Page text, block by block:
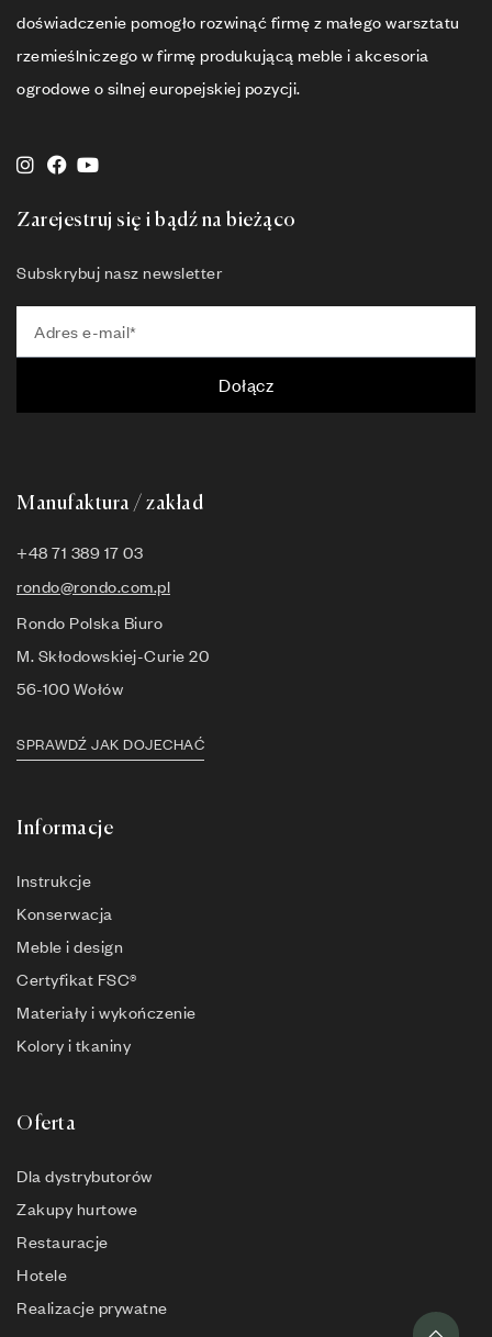
doświadczenie pomogło rozwinąć firmę z małego warsztatu
rzemieślniczego w firmę produkującą meble i akcesoria
ogrodowe o silnej europejskiej pozycji.
Zarejestruj się i bądź na bieżąco
Subskrybuj nasz newsletter
Dołącz
Manufaktura / zakład
+48 71 389 17 03
rondo@rondo.com.pl
Rondo Polska Biuro
M. Skłodowskiej-Curie 20
56-100 Wołów
SPRAWDŹ JAK DOJECHAĆ
Informacje
Instrukcje
Konserwacja
Meble i design
Certyfikat FSC®
Materiały i wykończenie
Kolory i tkaniny
Oferta
Dla dystrybutorów
Zakupy hurtowe
Restauracje
Hotele
Realizacje prywatne